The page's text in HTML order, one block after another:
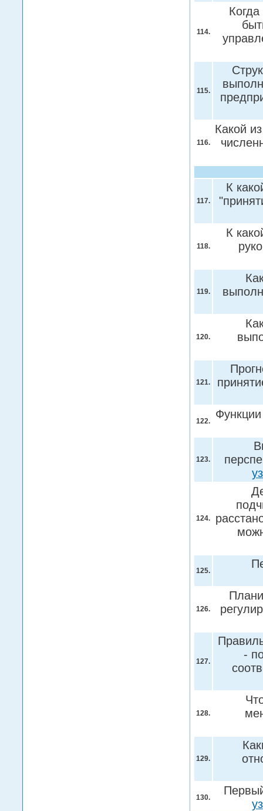
114.
115.
116.
Какой
117.
К
118.
К
119.
120.
121.
122.
123.
124.
125.
126.
127.
-
128.
129.
130.